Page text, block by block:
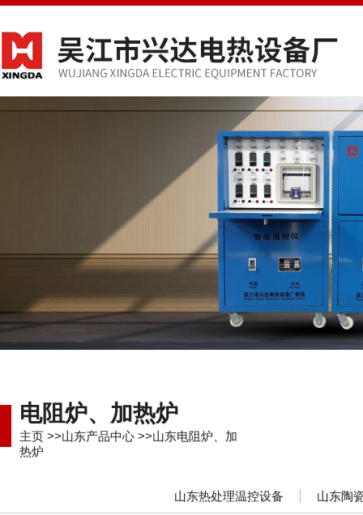
电阻炉、加热炉
主页 >>山东产品中心 >>山东电阻炉、加
热炉
山东热处理温控设备 山东陶